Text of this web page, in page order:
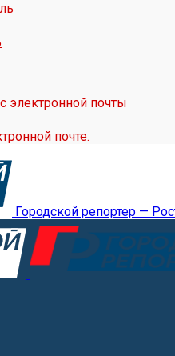
электронной почты
почте.
Городской репортер —